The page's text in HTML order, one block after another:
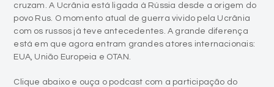
cruzam. A Ucrânia está ligada à Rússia desde a origem do
povo Rus. O momento atual de guerra vivido pela Ucrânia
com os russos já teve antecedentes. A grande diferença
está em que agora entram grandes atores internacionais:
EUA, União Europeia e OTAN.
Clique abaixo e ouça o podcast com a participação do